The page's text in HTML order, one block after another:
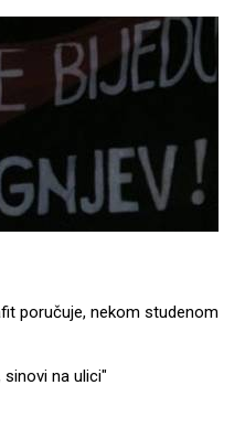
poručuje, nekom studenom
na ulici"